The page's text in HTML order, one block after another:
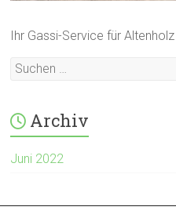
Ihr Gassi-Service für
Archiv
Juni 2022